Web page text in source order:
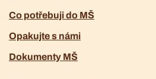
Co potřebuji do MŠ
Opakujte s námi
Dokumenty MŠ